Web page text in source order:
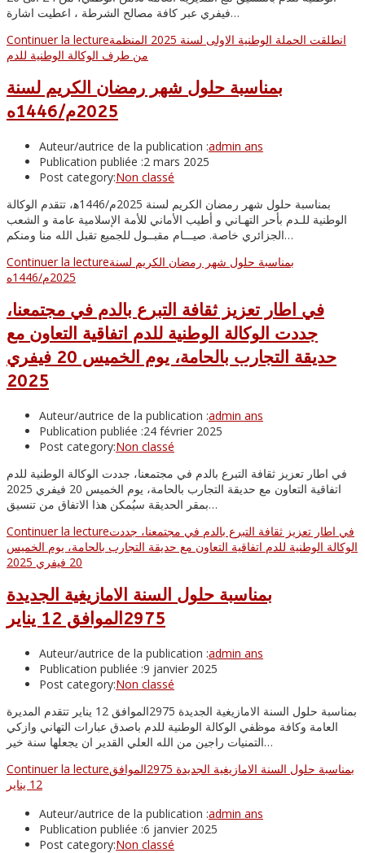
فيفري عبر كافة مصالح الشرطة ، اعطيت اشارة…
Continuer la lectureانطلقت الحملة الوطنية الاولى لسنة 2025 المنظمة
من طرف الوكالة الوطنية للدم
بمناسبة حلول شهر رمضان الكريم لسنة
2025م/1446ه
Auteur/autrice de la publication :admin ans
Publication publiée :2 mars 2025
Post category:Non classé
بمناسبة حلول شهر رمضان الكريم لسنة 2025م/1446ه‍، تتقدم الوكالة
الوطنية للـدم بأحر التهـاني و أطيب الأماني للأمة الإسلامية عامة و الشعب
الجزائري خاصة. صيـــام مقبــول للجميع تقبل الله منا ومنكم…
Continuer la lectureبمناسبة حلول شهر رمضان الكريم لسنة
2025م/1446ه
في اطار تعزيز ثقافة التبرع بالدم في مجتمعنا،
جددت الوكالة الوطنية للدم اتفاقية التعاون مع
حديقة التجارب بالحامة، يوم الخميس 20 فيفري
2025
Auteur/autrice de la publication :admin ans
Publication publiée :24 février 2025
Post category:Non classé
في اطار تعزيز ثقافة التبرع بالدم في مجتمعنا، جددت الوكالة الوطنية للدم
اتفاقية التعاون مع حديقة التجارب بالحامة، يوم الخميس 20 فيفري 2025
بمقر الحديقة سيُمكن هذا الاتفاق من تنسيق…
Continuer la lectureفي اطار تعزيز ثقافة التبرع بالدم في مجتمعنا، جددت
الوكالة الوطنية للدم اتفاقية التعاون مع حديقة التجارب بالحامة، يوم الخميس
20 فيفري 2025
بمناسبة حلول السنة الامازيغية الجديدة
2975الموافق 12 يناير
Auteur/autrice de la publication :admin ans
Publication publiée :9 janvier 2025
Post category:Non classé
بمناسبة حلول السنة الامازيغية الجديدة 2975الموافق 12 يناير تتقدم المديرة
العامة وكافة موظفي الوكالة الوطنية للدم باصدق عبارات التهاني وازكي
التمنيات راجين من الله العلي القدير ان يجعلها سنة خير…
Continuer la lectureبمناسبة حلول السنة الامازيغية الجديدة 2975الموافق
12 يناير
Auteur/autrice de la publication :admin ans
Publication publiée :6 janvier 2025
Post category:Non classé